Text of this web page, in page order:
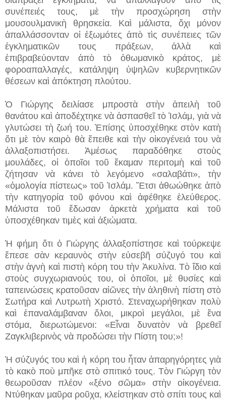
συνέπειές τους, μὲ τὴν προσχώρηση στὴν
μουσουλμανικὴ θρησκεία. Καὶ μάλιστα, ὄχι μόνον
ἀπαλλάσσονταν οἱ ἐξωμότες ἀπὸ τὶς συνέπειες τῶν
ἐγκληματικῶν τους πράξεων, ἀλλὰ καὶ
ἐπιβραβεύονταν ἀπὸ τὸ ὀθωμανικὸ κράτος, μὲ
φοροαπαλλαγές, κατάληψη ὑψηλῶν κυβερνητικῶν
θέσεων καὶ ἀπόκτηση πλούτου.
Ὁ Γιώργης δειλίασε μπροστὰ στὴν ἀπειλὴ τοῦ
θανάτου καὶ ἀποδέχτηκε νὰ ἀσπασθεῖ τὸ Ἰσλάμ, γιὰ νὰ
γλυτώσει τὴ ζωή του. Ἐπίσης ὑποσχέθηκε στὸν κατὴ
ὅτι μὲ τὸν καιρὸ θὰ ἔπειθε καὶ τὴν οἰκογένειά του νὰ
ἀλλαξοπιστήσει. Ἀμέσως παραδόθηκε στοὺς
μουλάδες, οἱ ὁποῖοι τοῦ ἔκαμαν περιτομὴ καὶ τοῦ
ζήτησαν νὰ κάνει τὸ λεγόμενο «σαλαβάτι», τὴν
«ὁμολογία πίστεως» τοῦ Ἰσλάμ. Ἔτσι ἀθωώθηκε ἀπὸ
τὴν κατηγορία τοῦ φόνου καὶ ἀφέθηκε ἐλεύθερος.
Μάλιστα τοῦ ἔδωσαν ἀρκετὰ χρήματα καὶ τοῦ
ὑποσχέθηκαν τιμὲς καὶ ἀξιώματα.
Ἡ φήμη ὅτι ὁ Γιώργης ἀλλαξοπίστησε καὶ τούρκεψε
ἔπεσε σὰν κεραυνὸς στὴν εὐσεβῆ σύζυγό του καὶ
στὴν ἁγνὴ καὶ πιστὴ κόρη του τὴν Ἀκυλίνα. Τὸ ἴδιο καὶ
στοὺς συγχωριανούς του, οἱ ὁποῖοι, μὲ θυσίες καὶ
ταπεινώσεις κρατοῦσαν αἰῶνες τὴν ἀληθινὴ πίστη στὸ
Σωτήρα καὶ Λυτρωτὴ Χριστό. Στεναχωρήθηκαν πολὺ
καὶ ἐπαναλάμβαναν ὅλοι, μικροὶ μεγάλοι, μὲ ἕνα
στόμα, διερωτώμενοι: «Εἶναι δυνατὸν νὰ βρεθεῖ
Ζαγκλιβερινὸς νὰ προδώσει τὴν Πίστη του;»!
Ἡ σύζυγός του καὶ ἡ κόρη του ἦταν ἀπαρηγόρητες γιὰ
τὸ κακὸ ποὺ μπῆκε στὸ σπιτικό τους. Τὸν Γιώργη τὸν
θεωροῦσαν πλέον «ξένο σῶμα» στὴν οἰκογένεια.
Ντύθηκαν μαῦρα ροῦχα, κλείστηκαν στὸ σπίτι τους καὶ